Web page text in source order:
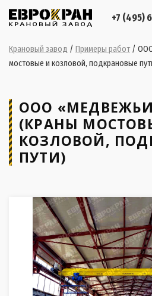
+7 (495)
Крановый завод / Примеры работ /
мостовые и козловой, подкрановые
ООО
(КРАНЫ
КОЗЛОВОЙ,
ПУТИ)